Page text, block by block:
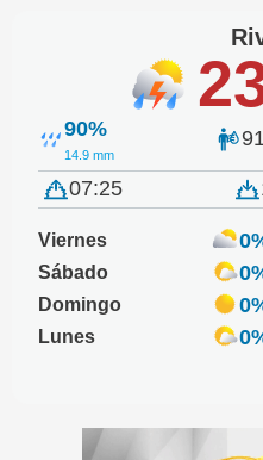
90%
14.9 mm
07:25
Viernes
Sábado
Domingo
Lunes